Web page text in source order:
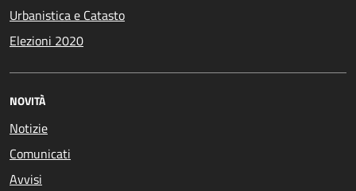
Urbanistica e Catasto
Elezioni 2020
NOVITÀ
Notizie
Comunicati
Avvisi